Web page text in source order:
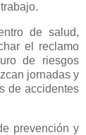
de salud,
el reclamo
de riesgos
jornadas y
de accidentes
prevención y